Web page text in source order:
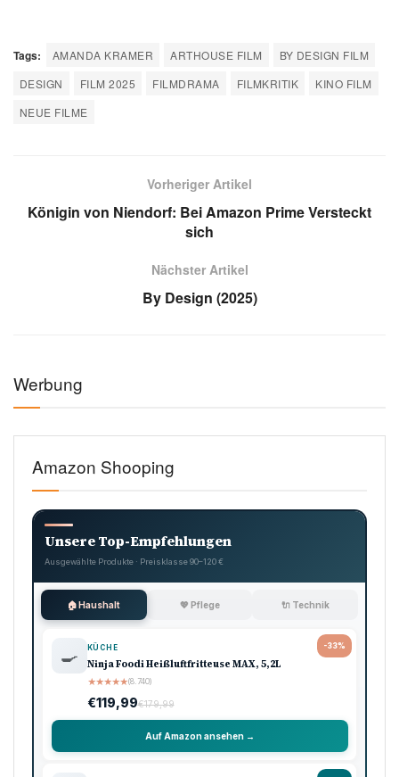
Tags: AMANDA KRAMER ARTHOUSE FILM
BY DESIGN FILM
DESIGN
FILM 2025 FILMDRAMA FILMKRITIK
KINO FILM
NEUE FILME
Vorheriger Artikel
Königin von Niendorf: Bei Amazon Prime Versteckt
sich
Nächster Artikel
By Design (2025)
Werbung
Amazon Shooping
Unsere Top-Empfehlungen
Ausgewählte Produkte · Preisklasse 90–120 €
🏠 Haushalt 💖 Pflege 🔌 Technik
-33%
🍳 KÜCHE
Ninja Foodi Heißluftfritteuse MAX, 5,2L
★★★★★(8.740)
€119,99€179,99
Auf Amazon ansehen →